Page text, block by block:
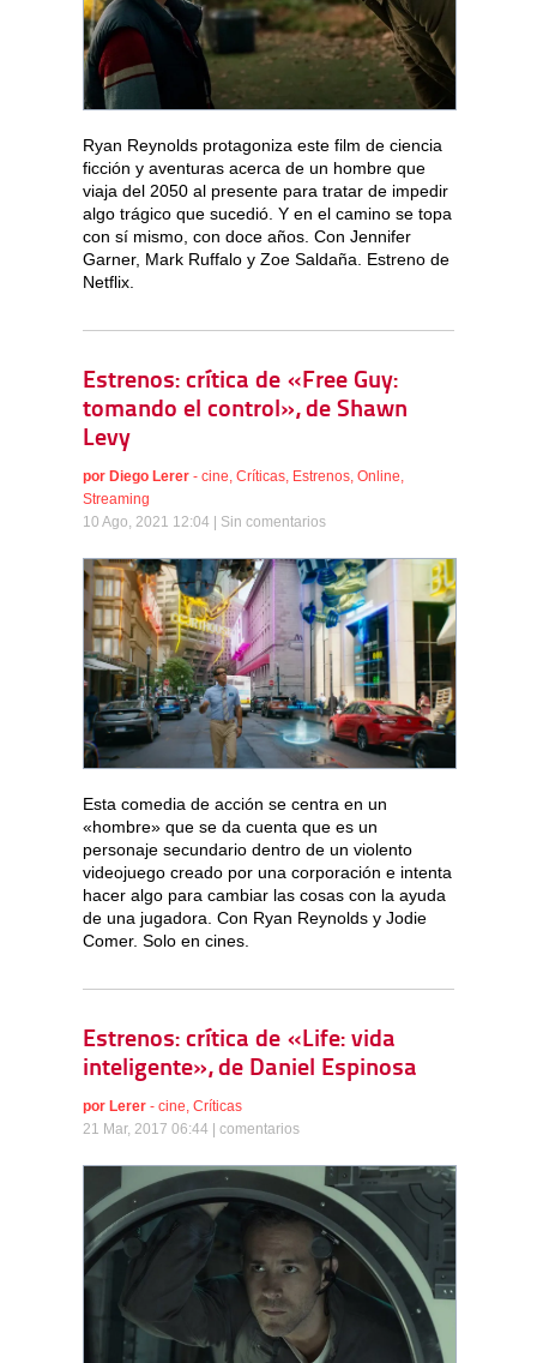
Ryan Reynolds protagoniza este film de ciencia
ficción y aventuras acerca de un hombre que
viaja del 2050 al presente para tratar de impedir
algo trágico que sucedió. Y en el camino se topa
con sí mismo, con doce años. Con Jennifer
Garner, Mark Ruffalo y Zoe Saldaña. Estreno de
Netflix.
Estrenos: crítica de «Free Guy:
tomando el control», de Shawn
Levy
por Diego Lerer - cine, Críticas, Estrenos, Online,
Streaming
10 Ago, 2021 12:04 | Sin comentarios
Esta comedia de acción se centra en un
«hombre» que se da cuenta que es un
personaje secundario dentro de un violento
videojuego creado por una corporación e intenta
hacer algo para cambiar las cosas con la ayuda
de una jugadora. Con Ryan Reynolds y Jodie
Comer. Solo en cines.
Estrenos: crítica de «Life: vida
inteligente», de Daniel Espinosa
por Lerer - cine, Críticas
21 Mar, 2017 06:44 | comentarios